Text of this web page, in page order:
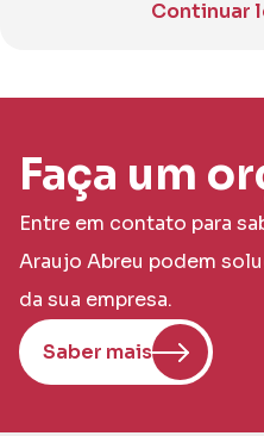
Continuar
Faça um
Entre em contato para
Araujo Abreu podem
da sua empresa.
Saber mais